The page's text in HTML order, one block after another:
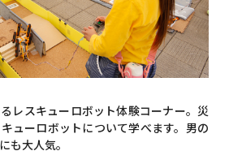
レスキューロボット体験コーナー。災
ューロボットについて学べます。男の
も大人気。